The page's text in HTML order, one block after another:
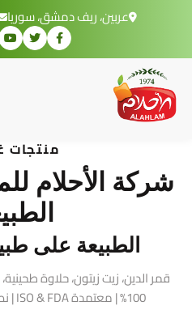
عربين، ريف دمشق، سوريا
منتجات
شركة الأحلام
الطبيعة على
قمر الدين، زيت زيتون، حلاوة
100% | معتمدة ISO & FDA | نصدر لأوروبا والخليج وأمريكا